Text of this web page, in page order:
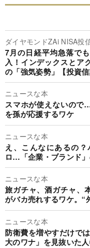
ダイヤモンドZAi NISA投
7月の日経平均急落で
入！インデックスとア
の「強気姿勢」【投資信
ニュースな本
スマホが使えないので
を孫が応援するワケ
ニュースな本
え、こんなにあるの
ロ…「企業・ブランド
ニュースな本
旅ガチャ、酒ガチャ、
がバカ売れするワケ。“
ニュースな本
防衛費を増やすだけで
大のワナ」を見抜いた